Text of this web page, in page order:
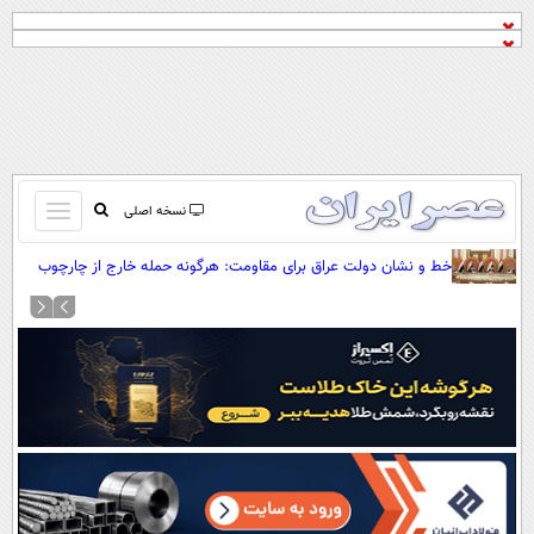
نسخه اصلی
باز
و
بسته
کردن
صفحه اول
آرشیو
نظرسنجی
آب و هوا
اوقات شرعی
سواد زندگی
خط و نشان دولت عراق برای مقاومت: هرگونه حمله خارج از چارچوب